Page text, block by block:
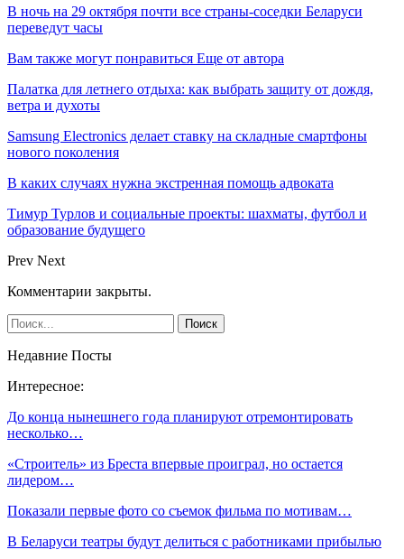
В ночь на 29 октября почти все страны-соседки Беларуси
переведут часы
Вам также могут понравиться Еще от автора
Палатка для летнего отдыха: как выбрать защиту от дождя,
ветра и духоты
Samsung Electronics делает ставку на складные смартфоны
нового поколения
В каких случаях нужна экстренная помощь адвоката
Тимур Турлов и социальные проекты: шахматы, футбол и
образование будущего
Prev Next
Комментарии закрыты.
Недавние Посты
Интересное:
До конца нынешнего года планируют отремонтировать
несколько…
«Строитель» из Бреста впервые проиграл, но остается
лидером…
Показали первые фото со съемок фильма по мотивам…
В Беларуси театры будут делиться с работниками прибылью